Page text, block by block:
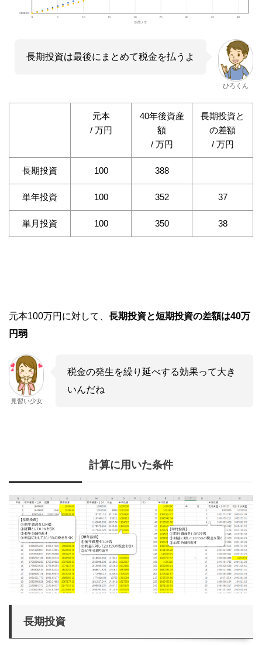
長期投資は最後にまとめて税金を払うよ
ひろくん
元本
/ 万円
40年後資産
額
/ 万円
長期投資と
の差額
/ 万円
長期投資 100 388
単年投資 100 352 37
単月投資 100 350 38
元本100万円に対して、 長期投資と短期投資の差額は40万
円弱
見習い少女
税金の発生を繰り延べする効果って大き
いんだね
計算に用いた条件
長期投資